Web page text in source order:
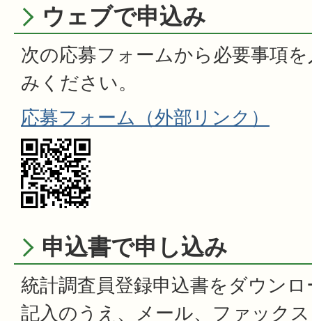
ウェブで申込み
次の応募フォームから必要事項
みください。
応募フォーム（外部リンク）
申込書で申し込み
統計調査員登録申込書をダウン
記入のうえ、メール、ファック